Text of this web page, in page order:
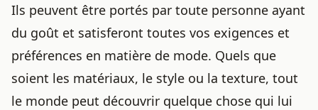
Ils peuvent être portés par toute personne ayant
du goût et satisferont toutes vos exigences et
préférences en matière de mode. Quels que
soient les matériaux, le style ou la texture, tout
le monde peut découvrir quelque chose qui lui